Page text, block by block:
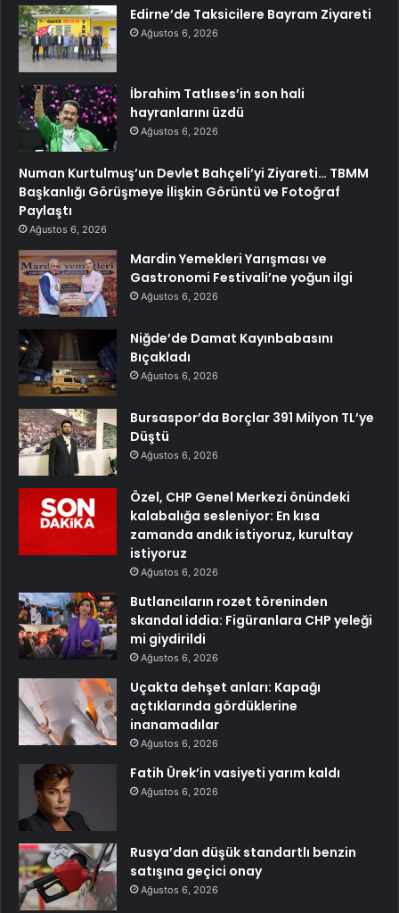
Edirne’de Taksicilere Bayram Ziyareti
Ağustos 6, 2026
İbrahim Tatlıses’in son hali
hayranlarını üzdü
Ağustos 6, 2026
Numan Kurtulmuş’un Devlet Bahçeli’yi Ziyareti… TBMM
Başkanlığı Görüşmeye İlişkin Görüntü ve Fotoğraf
Paylaştı
Ağustos 6, 2026
Mardin Yemekleri Yarışması ve
Gastronomi Festivali’ne yoğun ilgi
Ağustos 6, 2026
Niğde’de Damat Kayınbabasını
Bıçakladı
Ağustos 6, 2026
Bursaspor’da Borçlar 391 Milyon TL’ye
Düştü
Ağustos 6, 2026
Özel, CHP Genel Merkezi önündeki
kalabalığa sesleniyor: En kısa
zamanda andık istiyoruz, kurultay
istiyoruz
Ağustos 6, 2026
Butlancıların rozet töreninden
skandal iddia: Figüranlara CHP yeleği
mi giydirildi
Ağustos 6, 2026
Uçakta dehşet anları: Kapağı
açtıklarında gördüklerine
inanamadılar
Ağustos 6, 2026
Fatih Ürek’in vasiyeti yarım kaldı
Ağustos 6, 2026
Rusya’dan düşük standartlı benzin
satışına geçici onay
Ağustos 6, 2026